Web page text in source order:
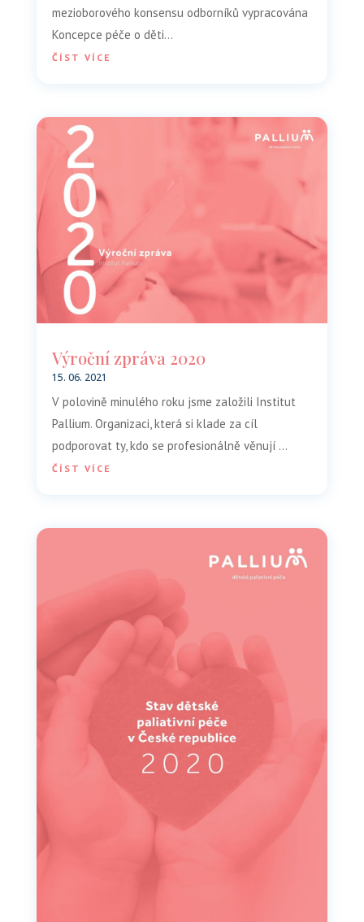
mezioborového konsensu odborníků vypracována
Koncepce péče o děti…
ČÍST VÍCE
Výroční zpráva 2020
15. 06. 2021
V polovině minulého roku jsme založili Institut
Pallium. Organizaci, která si klade za cíl
podporovat ty, kdo se profesionálně věnují …
ČÍST VÍCE